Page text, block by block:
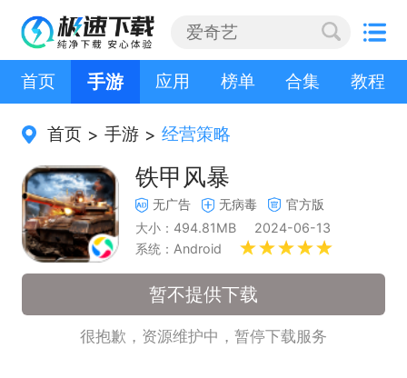
首页 手游 应用 榜单 合集 教程
首页 > 手游 > 经营策略
铁甲风暴
无广告 无病毒
官方版
大小：494.81MB
2024-06-13
系统：Android
暂不提供下载
很抱歉，资源维护中，暂停下载服务